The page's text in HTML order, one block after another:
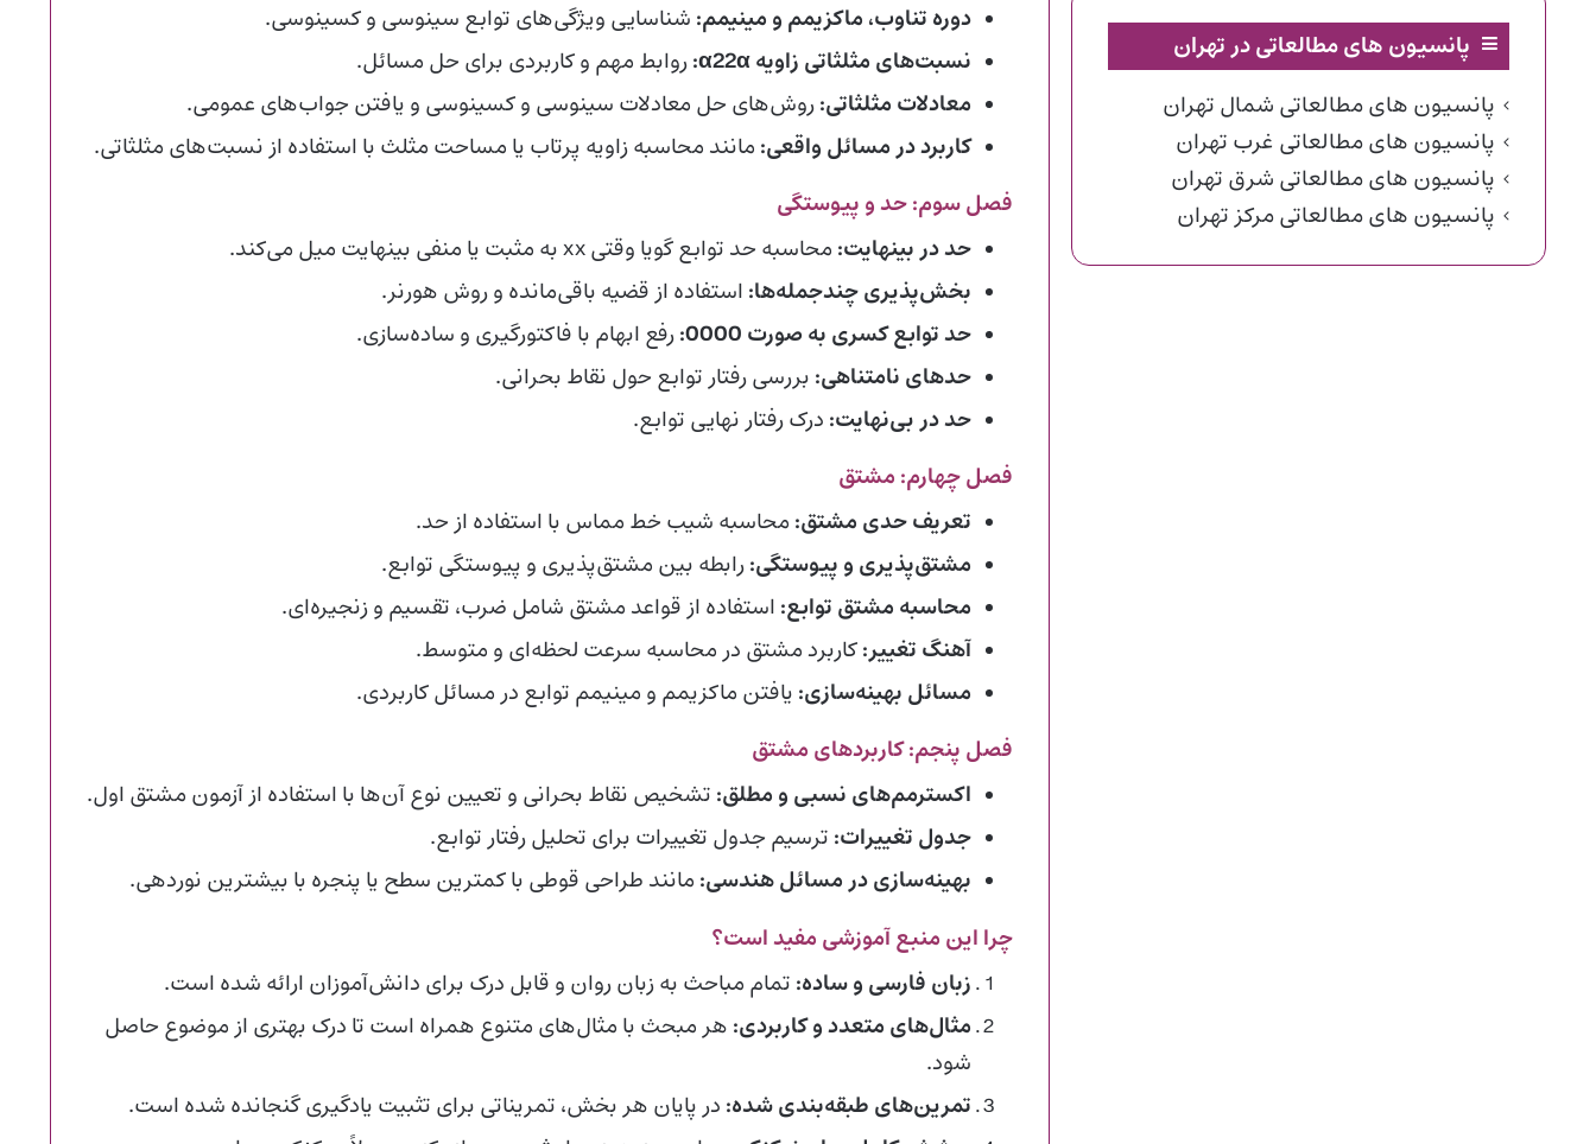
دوره تناوب، ماکزیمم و مینیمم: شناسایی ویژگی‌های توابع سینوسی و کسینوسی.
نسبت‌های مثلثاتی زاویه α22α
:روابط مهم و کاربردی برای حل مسائل.
معادلات مثلثاتی:روش‌های حل معادلات سینوسی و کسینوسی و یافتن جواب‌های عمومی.
کاربرد در مسائل واقعی: مانند محاسبه زاویه پرتاب یا مساحت مثلث با استفاده از نسبت‌های مثلثاتی.
فصل سوم: حد و پیوستگی
حد در بینهایت: محاسبه حد توابع گویا وقتی xx به مثبت یا منفی بینهایت میل می‌کند.
بخش‌پذیری چندجمله‌ها: استفاده از قضیه باقی‌مانده و روش هورنر.
حد توابع کسری به صورت 0000
:رفع ابهام با فاکتورگیری و ساده‌سازی.
حدهای نامتناهی: بررسی رفتار توابع حول نقاط بحرانی.
حد در بی‌نهایت: درک رفتار نهایی توابع.
فصل چهارم: مشتق
تعریف حدی مشتق: محاسبه شیب خط مماس با استفاده از حد.
مشتق‌پذیری و پیوستگی:رابطه بین مشتق‌پذیری و پیوستگی توابع.
محاسبه مشتق توابع: استفاده از قواعد مشتق شامل ضرب، تقسیم و زنجیره‌ای.
آهنگ تغییر:کاربرد مشتق در محاسبه سرعت لحظه‌ای و متوسط.
مسائل بهینه‌سازی: یافتن ماکزیمم و مینیمم توابع در مسائل کاربردی.
فصل پنجم: کاربردهای مشتق
اکسترمم‌های نسبی و مطلق: تشخیص نقاط بحرانی و تعیین نوع آن‌ها با استفاده از آزمون مشتق اول.
جدول تغییرات: ترسیم جدول تغییرات برای تحلیل رفتار توابع.
بهینه‌سازی در مسائل هندسی: مانند طراحی قوطی با کمترین سطح یا پنجره با بیشترین نوردهی.
چرا این منبع آموزشی مفید است؟
زبان فارسی و ساده: تمام مباحث به زبان روان و قابل درک برای دانش‌آموزان ارائه شده است.
مثال‌های متعدد و کاربردی: هر مبحث با مثال‌های متنوع همراه است تا درک بهتری از موضوع حاصل
شود.
تمرین‌های طبقه‌بندی شده: در پایان هر بخش، تمریناتی برای تثبیت یادگیری گنجانده شده است.
پانسیون های مطالعاتی در تهران
پانسیون های مطالعاتی شمال تهران
پانسیون های مطالعاتی غرب تهران
پانسیون های مطالعاتی شرق تهران
پانسیون های مطالعاتی مرکز تهران